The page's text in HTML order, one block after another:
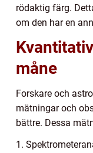
rödaktig färg.
om den har en
måne
Forskare och
mätningar och
bättre. Dessa
1.